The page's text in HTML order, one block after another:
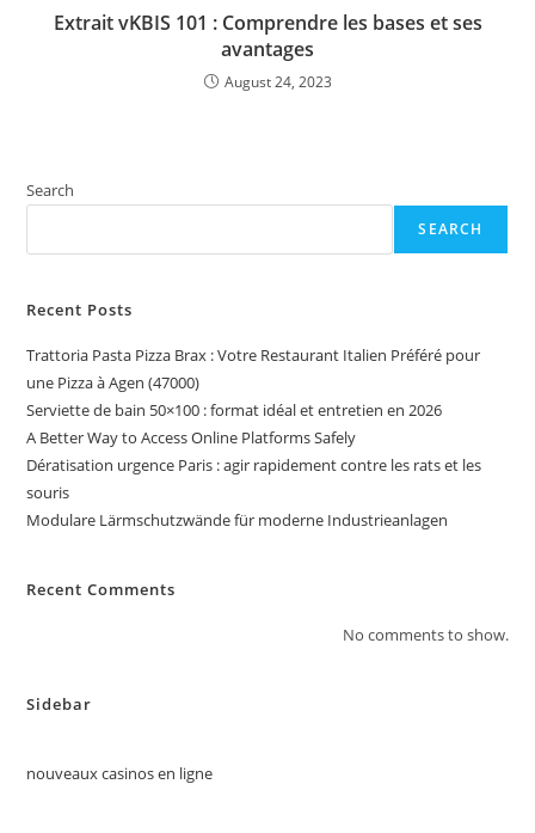
Extrait vKBIS 101 : Comprendre les bases et ses
avantages
August 24, 2023
Search
SEARCH
Recent Posts
Trattoria Pasta Pizza Brax : Votre Restaurant Italien Préféré pour
une Pizza à Agen (47000)
Serviette de bain 50×100 : format idéal et entretien en 2026
A Better Way to Access Online Platforms Safely
Dératisation urgence Paris : agir rapidement contre les rats et les
souris
Modulare Lärmschutzwände für moderne Industrieanlagen
Recent Comments
No comments to show.
Sidebar
nouveaux casinos en ligne